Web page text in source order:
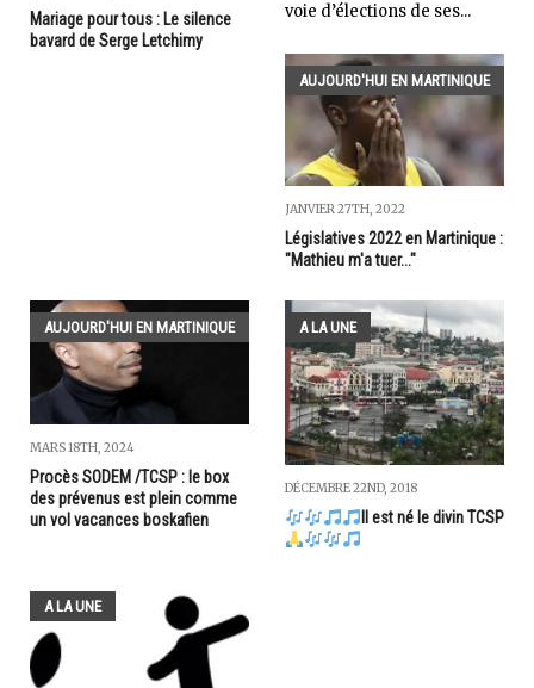
Mariage pour tous : Le silence
bavard de Serge Letchimy
voie d’élections de ses...
AUJOURD'HUI EN MARTINIQUE
JANVIER 27TH, 2022
Législatives 2022 en Martinique :
"Mathieu m'a tuer..."
AUJOURD'HUI EN MARTINIQUE
MARS 18TH, 2024
Procès SODEM /TCSP : le box
des prévenus est plein comme
un vol vacances boskafien
A LA UNE
DÉCEMBRE 22ND, 2018
Il est né le divin TCSP
A LA UNE